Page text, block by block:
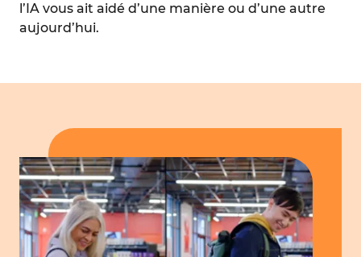
l’IA vous ait aidé d’une manière ou d’une autre
aujourd’hui.